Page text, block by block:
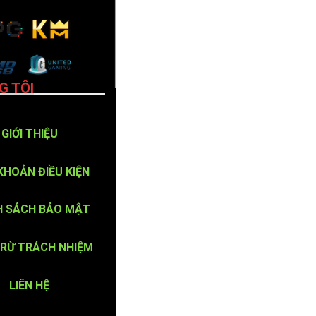
TÔI
GIỚI THIỆU
ĐIỀU KIỆN
SÁCH BẢO MẬT
TRÁCH NHIỆM
LIÊN HỆ